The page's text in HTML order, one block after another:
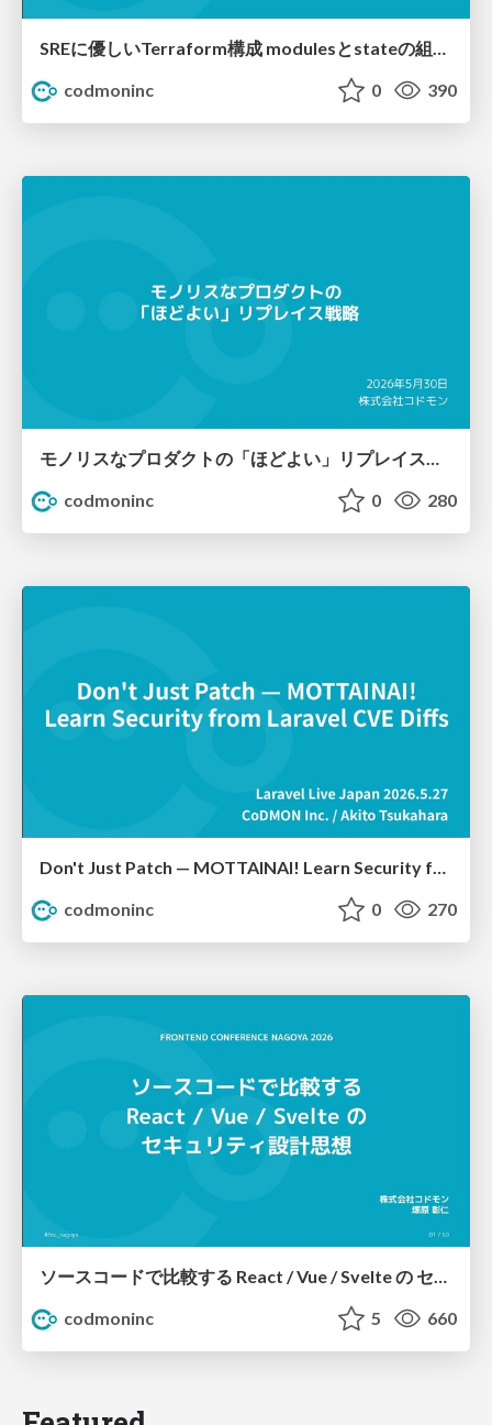
SREに優しいTerraform構成 modulesとstateの組み方 / terraform-modules-state-for-sre
codmoninc
0 390
codmoninc
0 280
Don't Just Patch — MOTTAINAI! Learn Security from Laravel CVE Diffs
codmoninc
0 270
ソースコードで比較する React / Vue / Svelte の セキュリティ設計思想 / security design philosophy react vue svelte
codmoninc
5 660